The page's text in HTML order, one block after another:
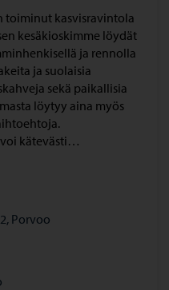
toiminut kasvisravintola
kesäkioskimme löydät
ja rennolla
ja suolaisia
sekä paikallisia
löytyy aina myös
kätevästi…
Porvoo